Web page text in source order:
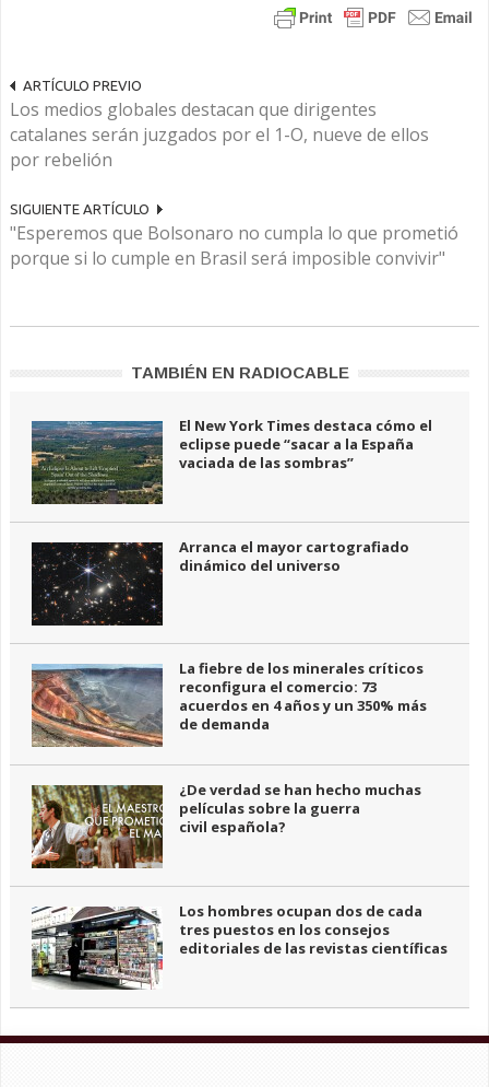
ARTÍCULO PREVIO
Los medios globales destacan que dirigentes
catalanes serán juzgados por el 1-O, nueve de ellos
por rebelión
SIGUIENTE ARTÍCULO
"Esperemos que Bolsonaro no cumpla lo que prometió
porque si lo cumple en Brasil será imposible convivir"
TAMBIÉN EN RADIOCABLE
El New York Times destaca cómo el
eclipse puede “sacar a la España
vaciada de las sombras”
Arranca el mayor cartografiado
dinámico del universo
La fiebre de los minerales críticos
reconfigura el comercio: 73
acuerdos en 4 años y un 350% más
de demanda
¿De verdad se han hecho muchas
películas sobre la guerra
civil española?
Los hombres ocupan dos de cada
tres puestos en los consejos
editoriales de las revistas científicas